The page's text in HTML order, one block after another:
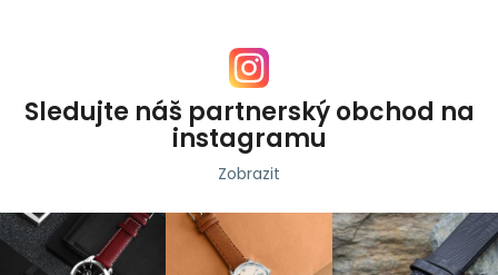
Sledujte náš partnerský obchod na
instagramu
Zobrazit